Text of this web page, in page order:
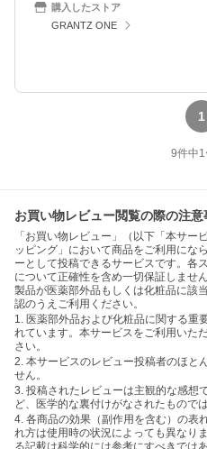
購入したストア
GRANTZ ONE
1
9件中1
お買い物レビュー閲覧の際の注意
「お買い物レビュー」（以下「本サー
ッピング」において商品をご利用にな
ーとして投稿できるサービスです。各
について正確性を含め一切保証しませ
製品が医薬部外品もしくは化粧品に該
認のうえご利用ください。
1. 医薬部外品および化粧品に関する重
れています。本サービスをご利用いた
さい。
2. 本サービスのレビュー投稿者のほと
せん。
3. 投稿されたレビューは主観的な感想
ど、医学的な裏付けがなされたもので
4. 各商品の効果（副作用を含む）の表
れ方は使用時の状況によっても異なり
る記載は科学的には参考にすべきではあ